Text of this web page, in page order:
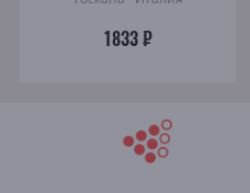
1833 ₽